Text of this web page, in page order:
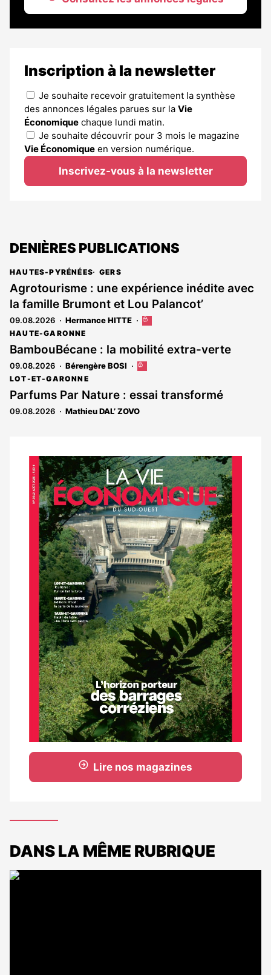
Inscription à la newsletter
Je souhaite recevoir gratuitement la synthèse
des annonces légales parues sur la Vie
Économique chaque lundi matin.
Je souhaite découvrir pour 3 mois le magazine
Vie Économique en version numérique.
Inscrivez-vous à la newsletter
DENIÈRES PUBLICATIONS
HAUTES-PYRÉNÉES GERS
Agrotourisme : une expérience inédite avec
la famille Brumont et Lou Palancot’
09.08.2026 Hermance HITTE
Cet
est
réservé
aux
HAUTE-GARONNE
BambouBécane : la mobilité extra-verte
09.08.2026 Bérengère BOSI
Cet
réservé
aux
LOT-ET-GARONNE
Parfums Par Nature : essai transformé
09.08.2026 Mathieu DAL’ ZOVO
Notre
dernier
magazine
Lire nos magazines
DANS LA MÊME RUBRIQUE